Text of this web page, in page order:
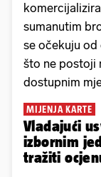
sumanutim
se očekuju od
što ne postoji
dostupnim
MIJENJA KARTE
Vladajući
izbornim
tražiti